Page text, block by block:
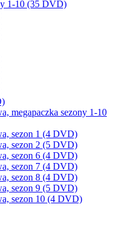
1-10 (35 DVD)
megapaczka sezony 1-10
sezon 1 (4 DVD)
sezon 2 (5 DVD)
sezon 6 (4 DVD)
sezon 7 (4 DVD)
sezon 8 (4 DVD)
sezon 9 (5 DVD)
sezon 10 (4 DVD)